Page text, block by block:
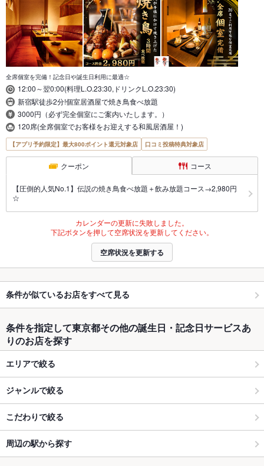
全席個室を完備！記念日や誕生日利用に最適☆
12:00～翌0:00(料理L.O.23:30,ドリンクL.O.23:30)
新宿駅徒歩2分!個室居酒屋で焼き鳥食べ放題
3000円（必ず完全個室にご案内いたします。）
120席(全席個室でお客様をお迎えする和風居酒屋！)
【アプリ予約限定】最大800ポイント還元対象店 口コミ投稿特典対象店
クーポン コース
【圧倒的人気No.1】伝説の焼き鳥食べ放題＋飲み放題コース→2,980円
☆
カレンダーの更新に失敗しました。
下記ボタンを押して空席状況を更新してください。
空席状況を更新する
条件が似ているお店をすべて見る
条件を指定して東京都その他の誕生日・記念日サービスあ
りのお店を探す
エリアで絞る
ジャンルで絞る
こだわりで絞る
周辺の駅から探す